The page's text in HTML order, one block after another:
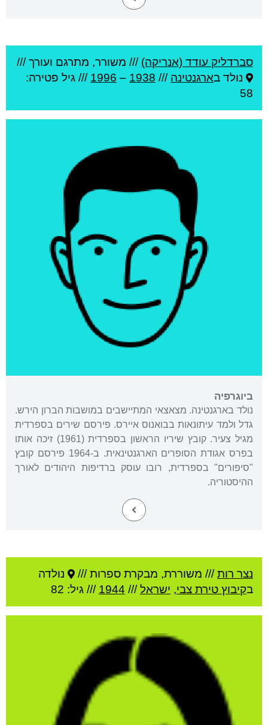
סברדליק עודד (אנריקה) /// משורר, מתרגם ועורך ///
נולד בארגנטינה ///
1938
–
1996 /// גיל פטירה:
58
ביוגרפיה
נולד בארגנטינה. מצאצאי המתיישבים במושבות הברון הירש.
גדל ולמד עיתונאות בבואנוס איירס. פירסם שירים בספרדית
מגיל צעיר. קובץ שיריו הראשון בספרדית (1961) זיכה אותו
בפרס אגודת הסופרים הארגנטינאית. ב-1964 פירסם קובץ
"סיפורים" בספרדית, רובו עוסק ברדיפות היהודים לאורך
ההיסטוריה.
נצר רות/// משוררת, מבקרת ספרות ///
נולדה
בקיבוץ טירת צבי, ישראל///
1944 /// גיל: 82